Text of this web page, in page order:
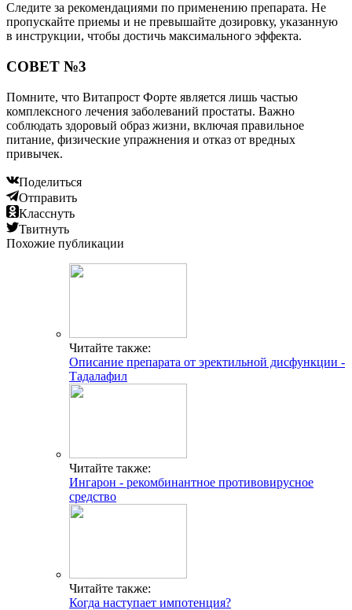
Следите за рекомендациями по применению препарата. Не
пропускайте приемы и не превышайте дозировку, указанную
в инструкции, чтобы достичь максимального эффекта.
СОВЕТ №3
Помните, что Витапрост Форте является лишь частью
комплексного лечения заболеваний простаты. Важно
соблюдать здоровый образ жизни, включая правильное
питание, физические упражнения и отказ от вредных
привычек.
Поделиться
Отправить
Класснуть
Твитнуть
Похожие публикации
Читайте также:
Описание препарата от эректильной дисфункции -
Тадалафил
Читайте также:
Ингарон - рекомбинантное противовирусное
средство
Читайте также:
Когда наступает импотенция?